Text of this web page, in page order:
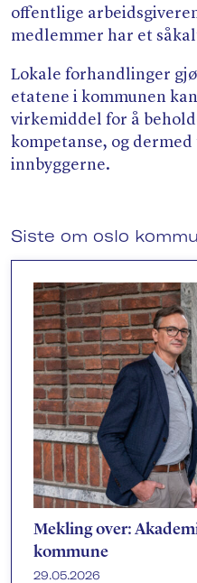
offentlige
medlemmer har et
Lokale forhandlinger
etatene i kommunen
virkemiddel for å
kompetanse, og
innbyggerne.
Siste om oslo
Mekling over:
kommune
29.05.2026